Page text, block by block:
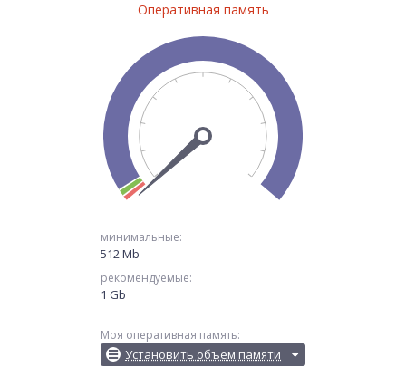
Оперативная память
минимальные:
512 Mb
рекомендуемые:
1 Gb
Моя оперативная память:
Установить объем памяти